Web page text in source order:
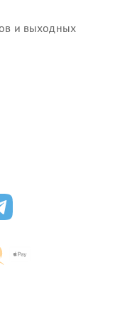
и выходных